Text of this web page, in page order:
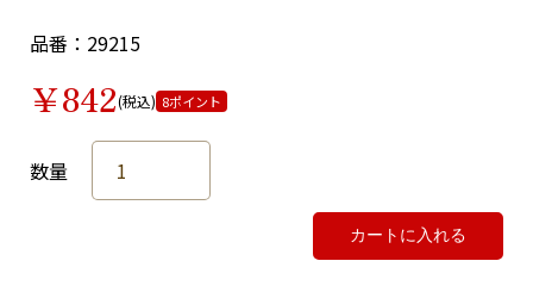
品番：29215
￥842(税込) 8ポイント
数量
カートに入れる